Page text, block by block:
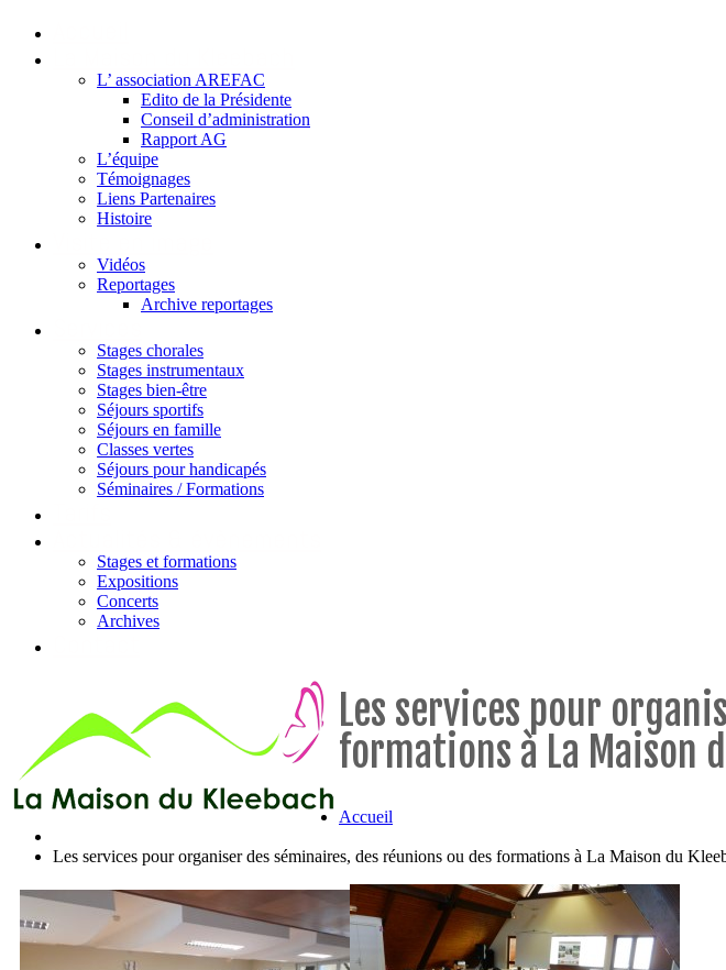
L’ association AREFAC
Edito de la Présidente
Conseil d’administration
Rapport AG
L’équipe
Témoignages
Liens Partenaires
Histoire
Vidéos
Reportages
Archive reportages
Stages chorales
Stages instrumentaux
Stages bien-être
Séjours sportifs
Séjours en famille
Classes vertes
Séjours pour handicapés
Séminaires / Formations
Stages et formations
Expositions
Concerts
Archives
Les services pour
formations à La Maison
Accueil
Les services pour organiser des séminaires, des réunions ou des formations à La Maison du